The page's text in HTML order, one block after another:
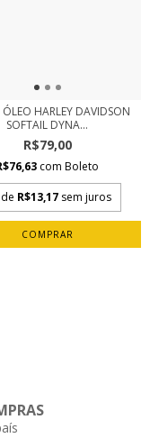
ÓLEO HARLEY DAVIDSON
SOFTAIL DYNA...
R$79,00
com Boleto
R$13,17 sem juros